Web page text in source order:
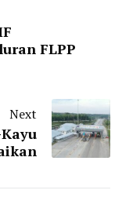
FLPP
Next